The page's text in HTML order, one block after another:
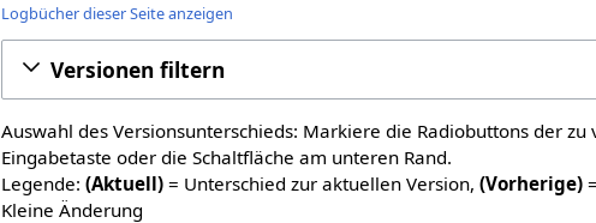
Logbücher dieser Seite anzeigen
Versionen filtern
Auswahl des Versionsunterschieds: Markiere die Radiobuttons der
Eingabetaste oder die Schaltfläche am unteren Rand.
Legende:(Aktuell) = Unterschied zur aktuellen Version,(Vorherige)
Kleine Änderung